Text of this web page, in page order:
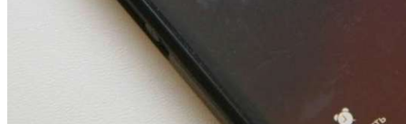
Фестиваль #ТриЧетыре в Волгограде пройдёт
11–13 сентября в рамках Года единства народов